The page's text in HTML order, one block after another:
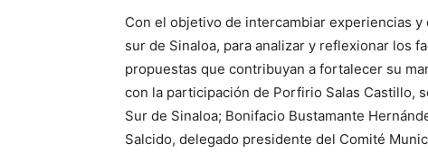
Con el objetivo de intercambiar experiencias
sur de Sinaloa, para analizar y reflexionar los
propuestas que contribuyan a fortalecer su
con la participación de Porfirio Salas Castillo,
Sur de Sinaloa; Bonifacio Bustamante
Salcido, delegado presidente del Comité